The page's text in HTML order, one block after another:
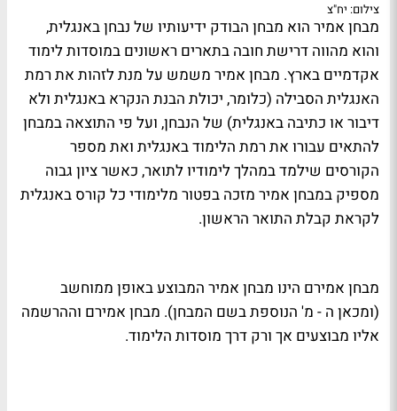
צילום: יח"צ
מבחן אמיר הוא מבחן הבודק ידיעותיו של נבחן באנגלית,
והוא מהווה דרישת חובה בתארים ראשונים במוסדות לימוד
אקדמיים בארץ. מבחן אמיר משמש על מנת לזהות את רמת
האנגלית הסבילה (כלומר, יכולת הבנת הנקרא באנגלית ולא
דיבור או כתיבה באנגלית) של הנבחן, ועל פי התוצאה במבחן
להתאים עבורו את רמת הלימוד באנגלית ואת מספר
הקורסים שילמד במהלך לימודיו לתואר, כאשר ציון גבוה
מספיק במבחן אמיר מזכה בפטור מלימודי כל קורס באנגלית
לקראת קבלת התואר הראשון.
מבחן אמירם הינו מבחן אמיר המבוצע באופן ממוחשב
(ומכאן ה - מ' הנוספת בשם המבחן). מבחן אמירם וההרשמה
אליו מבוצעים אך ורק דרך מוסדות הלימוד.